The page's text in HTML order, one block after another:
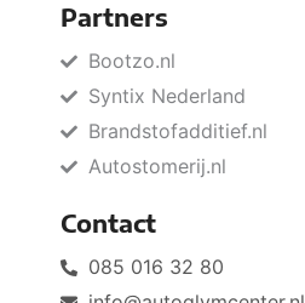
Partners
Bootzo.nl
Syntix Nederland
Brandstofadditief.nl
Autostomerij.nl
Contact
085 016 32 80